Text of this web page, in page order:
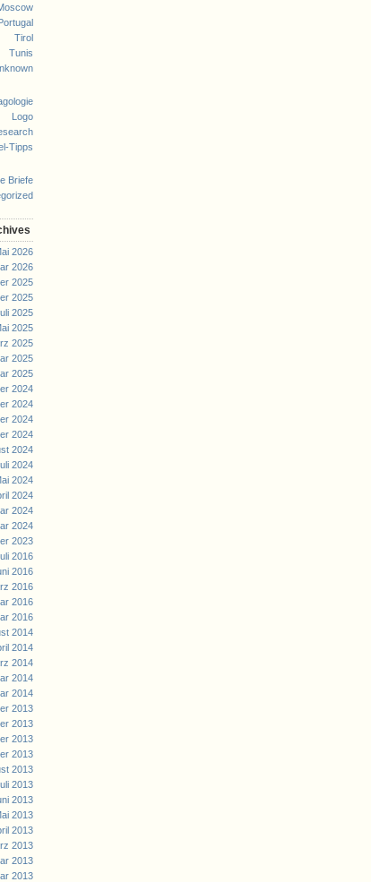
Tirol
Tunis
Logo
Tipps
Briefe
2026
2026
2025
2025
2025
2025
2025
2025
2025
2024
2024
2024
2024
2024
2024
2024
2024
2024
2024
2023
2016
2016
2016
2016
2016
2014
2014
2014
2014
2014
2013
2013
2013
2013
2013
2013
2013
2013
2013
2013
2013
2013